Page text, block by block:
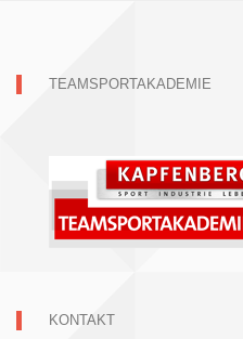
TEAMSPORTAKADEMIE
KONTAKT